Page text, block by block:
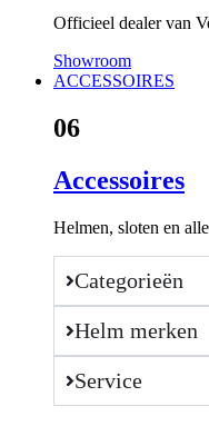
Officieel dealer van
Showroom
ACCESSOIRES
06
Accessoires
Helmen, sloten en
Categorieën
Helm merken
Service